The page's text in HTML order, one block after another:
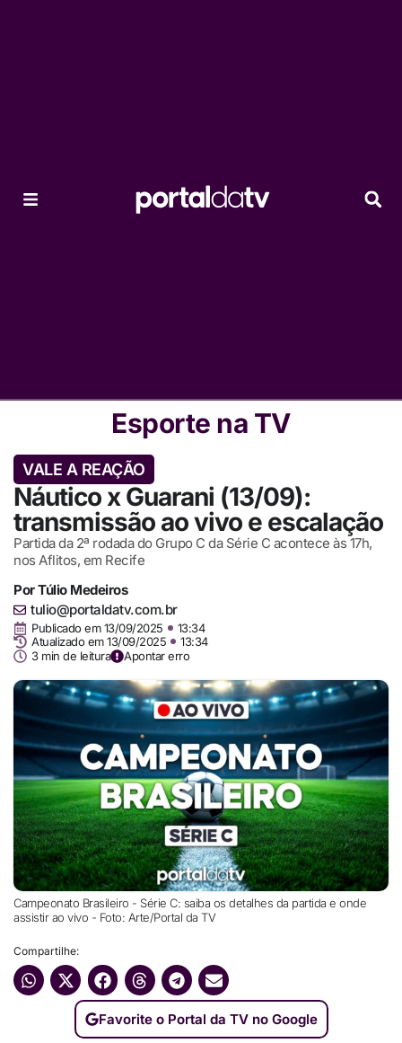
Esporte na TV
VALE A REAÇÃO
Náutico x Guarani (13/09):
transmissão ao vivo e escalação
Partida da 2ª rodada do Grupo C da Série C acontece às 17h,
nos Aflitos, em Recife
PorTúlio Medeiros
tulio@portaldatv.com.br
Publicado em 13/09/2025
13:34
Atualizado em 13/09/2025
13:34
3 min de leitura
Apontar erro
Campeonato Brasileiro - Série C: saiba os detalhes da partida e onde
assistir ao vivo - Foto: Arte/Portal da TV
Compartilhe:
Favorite o Portal da TV no Google